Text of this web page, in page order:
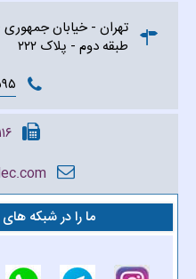
تهران - خیابان
طبقه دوم - پلاک ۲۲۲
ما را در شبکه